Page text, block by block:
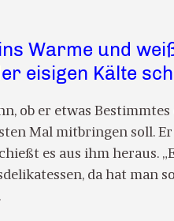
Warme und
eisigen Kälte
ob er etwas
Mal mitbringen soll.
es aus ihm heraus.
da hat man